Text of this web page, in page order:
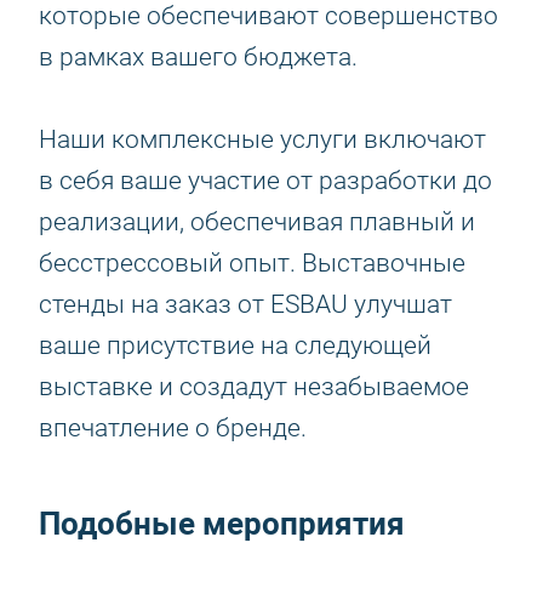
которые обеспечивают совершенство
в рамках вашего бюджета.
Наши комплексные услуги включают
в себя ваше участие от разработки до
реализации, обеспечивая плавный и
бесстрессовый опыт. Выставочные
стенды на заказ от ESBAU улучшат
ваше присутствие на следующей
выставке и создадут незабываемое
впечатление о бренде.
Подобные мероприятия